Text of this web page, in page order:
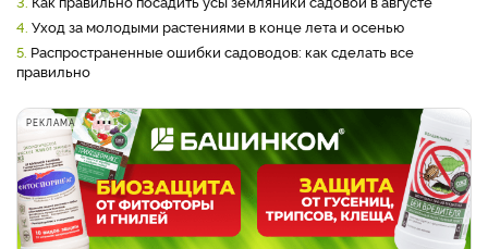
4. Уход за молодыми растениями в конце лета и осенью
5. Распространенные ошибки садоводов: как сделать все
правильно
РЕКЛАМА